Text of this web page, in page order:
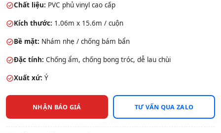
Chất liệu: PVC phủ vinyl cao cấp
Kích thước: 1.06m x 15.6m / cuộn
Bề mặt: Nhám nhẹ / chống bám bẩn
Đặc tính: Chống ẩm, chống bong tróc, dễ lau chùi
Xuất xứ: Ý
NHẬN BÁO GIÁ TƯ VẤN QUA ZALO